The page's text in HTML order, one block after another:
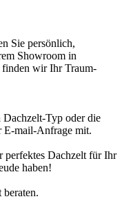
Sie persönlich,
Showroom in
finden wir Ihr Traum-
Dachzelt-Typ oder die
E-mail-Anfrage mit.
perfektes Dachzelt für Ihr
haben!